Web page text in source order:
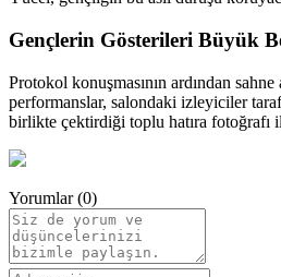
Gençlerin Gösterileri Büyük
Protokol konuşmasının ardından
performanslar, salondaki izleyiciler
birlikte çektirdiği toplu hatıra fotoğrafı
Yorumlar (0)